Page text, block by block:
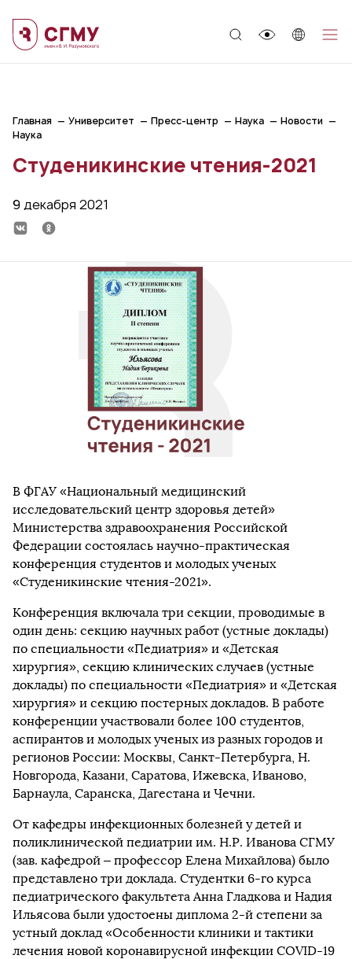
Главная Университет Пресс-центр Наука
Новости
Наука
Студеникинские чтения-2021
9 декабря 2021
В ФГАУ «Национальный медицинский
исследовательский центр здоровья детей»
Министерства здравоохранения Российской
Федерации состоялась научно-практическая
конференция студентов и молодых ученых
«Студеникинские чтения-2021».
Конференция включала три секции, проводимые в
один день: секцию научных работ (устные доклады)
по специальности «Педиатрия» и «Детская
хирургия», секцию клинических случаев (устные
доклады) по специальности «Педиатрия» и «Детская
хирургия» и секцию постерных докладов. В работе
конференции участвовали более 100 студентов,
аспирантов и молодых ученых из разных городов и
регионов России: Москвы, Санкт-Петербурга, Н.
Новгорода, Казани, Саратова, Ижевска, Иваново,
Барнаула, Саранска, Дагестана и Чечни.
От кафедры инфекционных болезней у детей и
поликлинической педиатрии им. Н.Р. Иванова СГМУ
(зав. кафедрой – профессор Елена Михайлова) было
представлено три доклада. Студентки 6-го курса
педиатрического факультета Анна Гладкова и Надия
Ильясова были удостоены диплома 2-й степени за
устный доклад «Особенности клиники и тактики
лечения новой коронавирусной инфекции COVID-19